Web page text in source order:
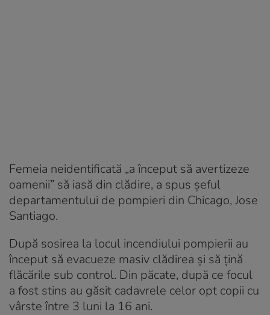
Femeia neidentificată „a început să avertizeze
oamenii” să iasă din clădire, a spus șeful
departamentului de pompieri din Chicago, Jose
Santiago.
După sosirea la locul incendiului pompierii au
început să evacueze masiv clădirea și să țină
flăcările sub control. Din păcate, după ce focul
a fost stins au găsit cadavrele celor opt copii cu
vârste între 3 luni la 16 ani.